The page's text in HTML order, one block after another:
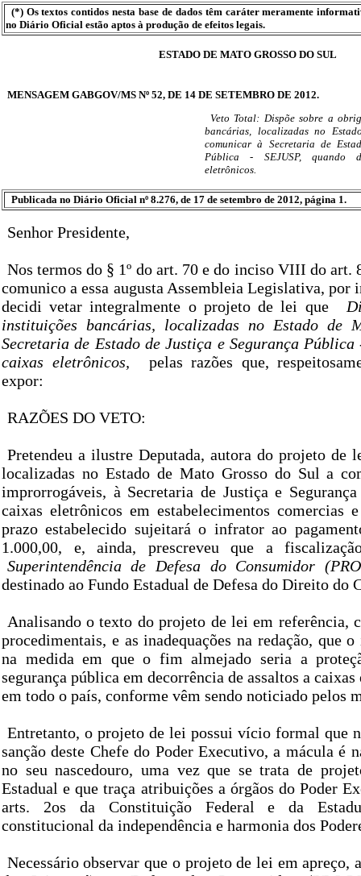
(*) Os textos contidos nesta base de dados têm caráter meramente
no Diário Oficial estão aptos à produção de efeitos legais.
ESTADO DE MATO GROSSO DO SUL
MENSAGEM GABGOV/MS Nº 52, DE 14 DE SETEMBRO DE 2012.
Veto Total: Dispõe sobre a
bancárias, localizadas no
comunicar à Secretaria de
Pública - SEJUSP, quando
eletrônicos.
Publicada no Diário Oficial nº 8.276, de 17 de setembro de 2012, página 1.
Senhor Presidente,
Nos termos do § 1º do art. 70 e do inciso VIII do art.
comunico a essa augusta Assembleia Legislativa, por
decidi vetar integralmente o projeto de lei que
instituições bancárias, localizadas no Estado de
Secretaria de Estado de Justiça e Segurança
caixas eletrônicos,
pelas razões que,
expor:
RAZÕES DO VETO:
Pretendeu a ilustre Deputada, autora do projeto de
localizadas no Estado de Mato Grosso do Sul a
improrrogáveis, à Secretaria de Justiça e
caixas eletrônicos em estabelecimentos comercias
prazo estabelecido sujeitará o infrator ao
1.000,00, e, ainda, prescreveu que a
Superintendência de Defesa do Consumidor
destinado ao Fundo Estadual de Defesa do Direito do
Analisando o texto do projeto de lei em referência,
procedimentais, e as inadequações na redação, que
na medida em que o fim almejado seria a
segurança pública em decorrência de assaltos a
em todo o país, conforme vêm sendo noticiado pelos
Entretanto, o projeto de lei possui vício formal que
sanção deste Chefe do Poder Executivo, a mácula é
no seu nascedouro, uma vez que se trata de
Estadual e que traça atribuições a órgãos do Poder
arts. 2os da Constituição Federal e da
constitucional da independência e harmonia dos
Necessário observar que o projeto de lei em apreço,